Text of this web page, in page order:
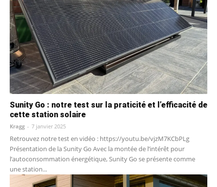
Sunity Go : notre test sur la praticité et l’efficacité de
cette station solaire
Kragg - 7 janvier 2025
Retrouvez notre test en vidéo : https://youtu.be/vjzM7KCbPLg
Présentation de la Sunity Go Avec la montée de l’intérêt pour
l’autoconsommation énergétique, Sunity Go se présente comme
une station...